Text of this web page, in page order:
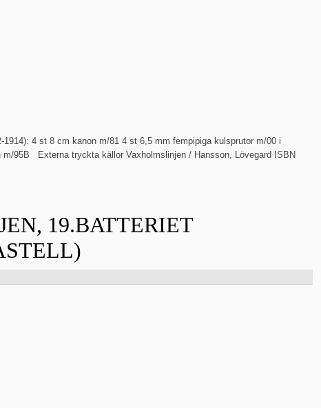
1914): 4 st 8 cm kanon m/81 4 st 6,5 mm fempipiga kulsprutor m/00 i
m/95B Externa tryckta källor Vaxholmslinjen / Hansson, Lövegard ISBN
19.BATTERIET